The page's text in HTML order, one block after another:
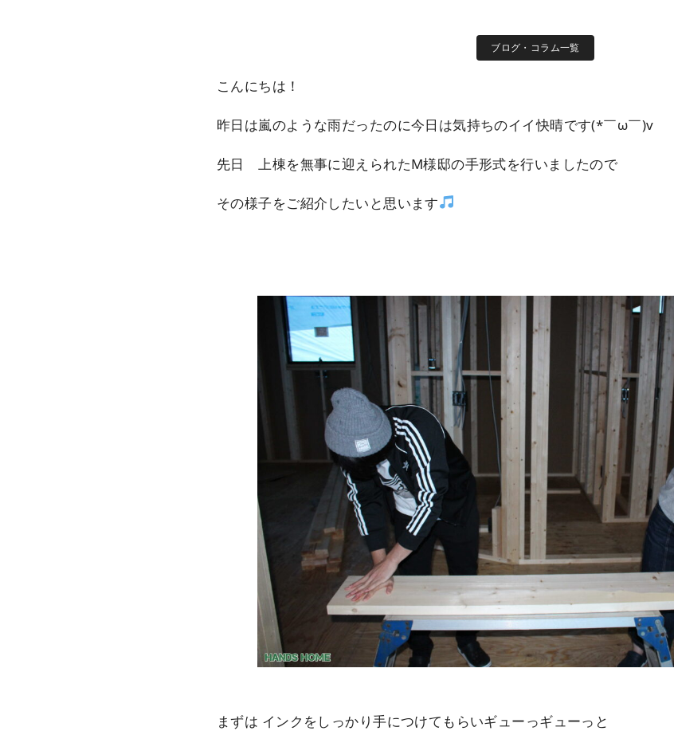
ブログ・コラム一覧
こんにちは！
昨日は嵐のような雨だったのに今日は気持ちのイイ快晴です(*￣ω￣)v
先日 上棟を無事に迎えられたM様邸の手形式を行いましたので
その様子をご紹介したいと思います
まずは インクをしっかり手につけてもらいギューっギューっと